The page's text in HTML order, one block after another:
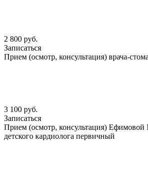
2 800 руб.
Записаться
Прием (осмотр, консультация) врача-
3 100 руб.
Записаться
Прием (осмотр, консультация)
детского кардиолога первичный